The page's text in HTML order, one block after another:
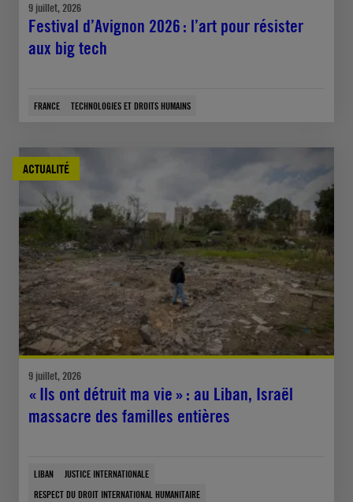
9 juillet, 2026
Festival d’Avignon 2026 : l’art pour résister
aux big tech
FRANCE TECHNOLOGIES ET DROITS HUMAINS
ACTUALITÉ
9 juillet, 2026
« Ils ont détruit ma vie » : au Liban, Israël
massacre des familles entières
LIBAN
JUSTICE INTERNATIONALE
RESPECT DU DROIT INTERNATIONAL HUMANITAIRE